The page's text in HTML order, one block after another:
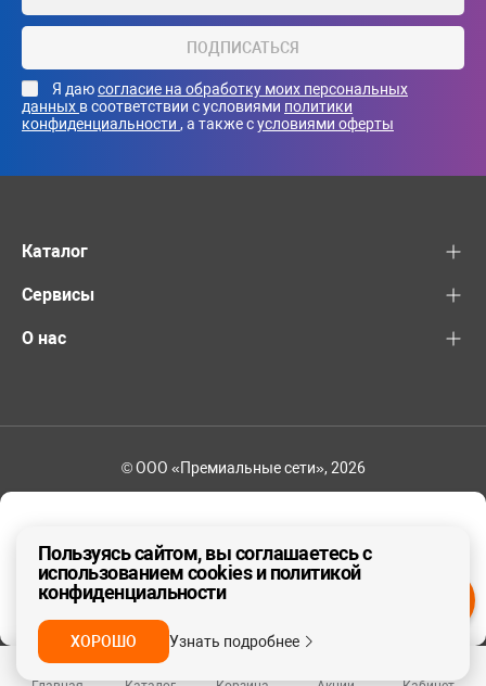
ДА, ВЕРНО
ПОДПИСАТЬСЯ
Я даюсогласие на обработку моих персональных
данных в соответствии с условиями политики
конфиденциальности , а также сусловиями оферты
Каталог
Сервисы
О нас
© ООО «Премиальные сети», 2026
Пользуясь сайтом, вы соглашаетесь с
использованием cookies и политикой
конфиденциальности
ХОРОШО Узнать подробнее